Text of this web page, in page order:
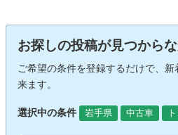
お探しの投稿が見つから
ご希望の条件を登録するだけで、
来ます。
選択中の条件 岩手県 中古車